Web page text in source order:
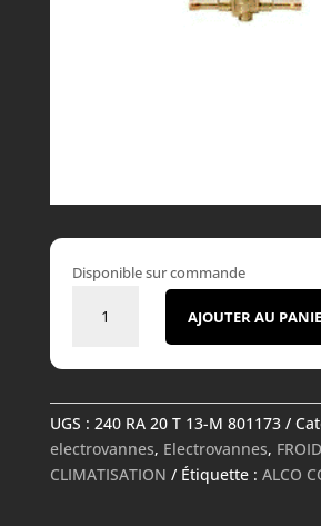
Disponible sur commande
Electrovanne
-
240
RA
20
T
AJOUTER AU
UGS : 240 RA 20 T 13-M 801173
electrovannes, Electrovannes,
CLIMATISATION
Étiquette : ALCO